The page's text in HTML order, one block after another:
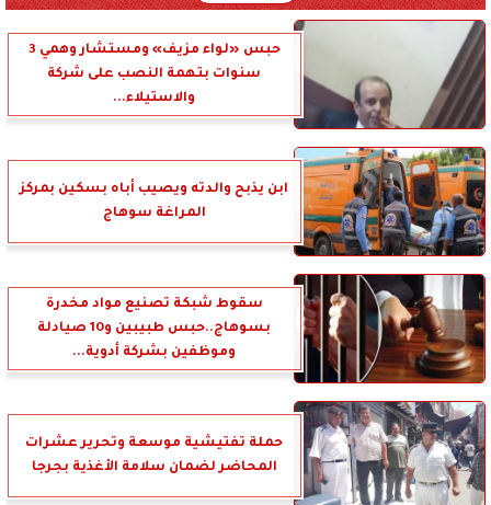
حبس «لواء مزيف» ومستشار وهمي 3
سنوات بتهمة النصب على شركة
والاستيلاء...
ابن يذبح والدته ويصيب أباه بسكين بمركز
المراغة سوهاج
سقوط شبكة تصنيع مواد مخدرة
بسوهاج..حبس طبيبين و10 صيادلة
وموظفين بشركة أدوية...
حملة تفتيشية موسعة وتحرير عشرات
المحاضر لضمان سلامة الأغذية بجرجا